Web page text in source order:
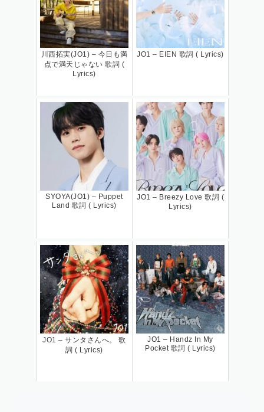
川西拓実(JO1) – 今日も満
点で満天じゃない 歌詞 (
Lyrics)
JO1 – EIEN 歌詞 ( Lyrics)
SYOYA(JO1) – Puppet
Land 歌詞 ( Lyrics)
JO1 – Breezy Love 歌詞 (
Lyrics)
JO1 – サンタさんへ。 歌
詞 ( Lyrics)
JO1 – Handz In My
Pocket 歌詞 ( Lyrics)